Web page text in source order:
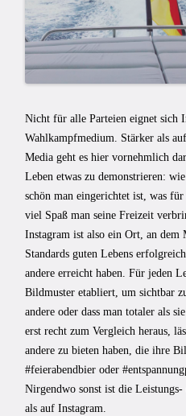
Nicht für alle Parteien eignet sich
Wahlkampfmedium. Stärker als
Media geht es hier vornehmlich
Leben etwas zu demonstrieren:
schön man eingerichtet ist, was
viel Spaß man seine Freizeit
Instagram ist also ein Ort, an dem
Standards guten Lebens
andere erreicht haben. Für jeden
Bildmuster etabliert, um sichtbar
andere oder dass man totaler als
erst recht zum Vergleich heraus,
andere zu bieten haben, die ihre
#feierabendbier oder
Nirgendwo sonst ist die Leistungs-
als auf Instagram.